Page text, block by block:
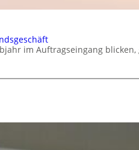
im Auftragseingang